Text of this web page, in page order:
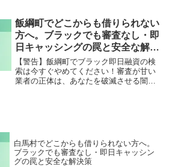
軽井沢町で違法業者を避け、借金地獄か
ら抜け出した方々の実体験と確実な解決
策を完全公開。
飯綱町でどこからも借りられない
方へ。ブラックでも審査なし・即
日キャッシングの罠と安全な解決
策
【警告】飯綱町でブラック即日融資の検
索は今すぐやめてください！審査が甘い
業者の正体は、あなたを破滅させる闇金
白馬村でどこからも借りられない方へ。
ブラックでも審査なし・即日キャッシン
グの罠と安全な解決策